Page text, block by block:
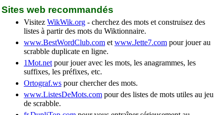
Sites web recommandés
Visitez WikWik.org - cherchez des mots et construisez des
listes à partir des mots du Wiktionnaire.
www.BestWordClub.com et www.Jette7.com pour jouer au
scrabble duplicate en ligne.
1Mot.net pour jouer avec les mots, les anagrammes, les
suffixes, les préfixes, etc.
Ortograf.ws pour chercher des mots.
www.ListesDeMots.com pour des listes de mots utiles au jeu
de scrabble.